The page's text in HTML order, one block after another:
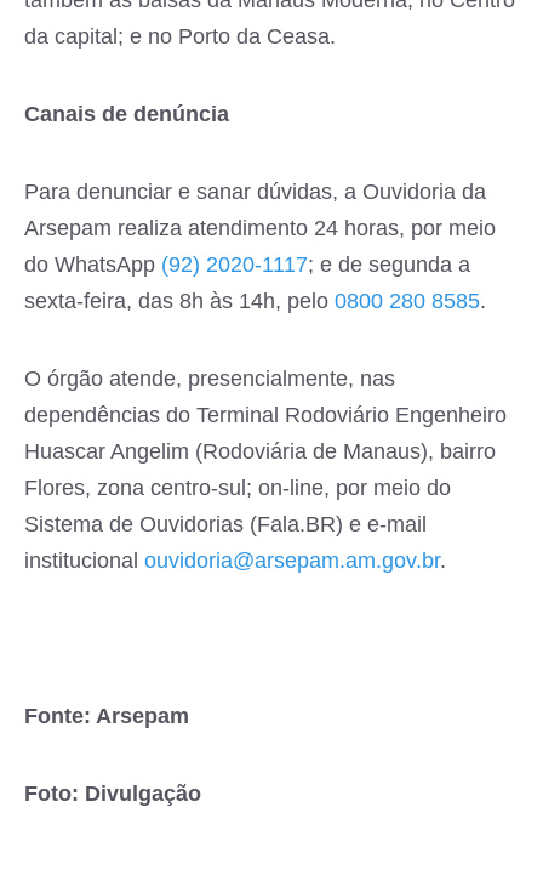
da capital; e no Porto da Ceasa.
Canais de denúncia
Para denunciar e sanar dúvidas, a Ouvidoria da
Arsepam realiza atendimento 24 horas, por meio
do WhatsApp (92) 2020-1117; e de segunda a
sexta-feira, das 8h às 14h, pelo 0800 280 8585.
O órgão atende, presencialmente, nas
dependências do Terminal Rodoviário Engenheiro
Huascar Angelim (Rodoviária de Manaus), bairro
Flores, zona centro-sul; on-line, por meio do
Sistema de Ouvidorias (Fala.BR) e e-mail
institucional ouvidoria@arsepam.am.gov.br.
Fonte: Arsepam
Foto: Divulgação